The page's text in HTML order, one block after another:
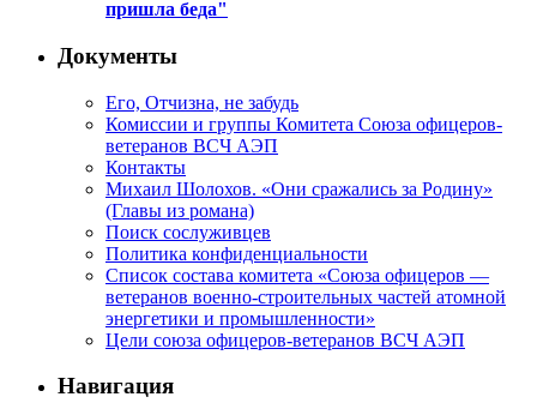
пришла беда"
Документы
Его, Отчизна, не забудь
Комиссии и группы Комитета Союза офицеров-
ветеранов ВСЧ АЭП
Контакты
Михаил Шолохов. «Они сражались за Родину»
(Главы из романа)
Поиск сослуживцев
Политика конфиденциальности
Список состава комитета «Союза офицеров —
ветеранов военно-строительных частей атомной
энергетики и промышленности»
Цели союза офицеров-ветеранов ВСЧ АЭП
Навигация